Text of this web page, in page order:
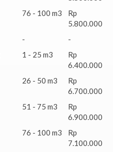
76 - 100 m3
Rp
5.800.000
-
-
1 - 25 m3
Rp
6.400.000
26 - 50 m3
Rp
6.700.000
51 - 75 m3
Rp
6.900.000
76 - 100 m3
Rp
7.100.000